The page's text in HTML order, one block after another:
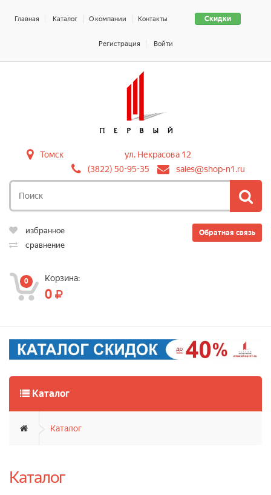
Скидки
Главная Каталог О компании Контакты
Регистрация Войти
Томск
ул. Некрасова 12
(3822) 50-95-35
sales@shop-n1.ru
Обратная связь
избранное
сравнение
0 Корзина:
0
Каталог
Каталог
Каталог